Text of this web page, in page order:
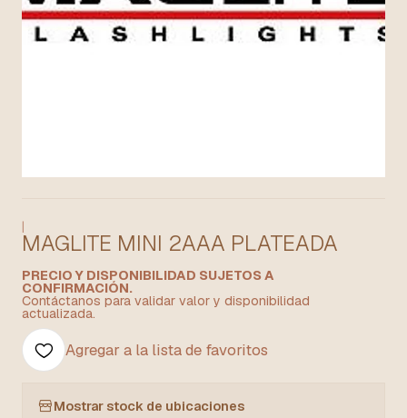
|
MAGLITE MINI 2AAA PLATEADA
PRECIO Y DISPONIBILIDAD SUJETOS A
CONFIRMACIÓN.
Contáctanos para validar valor y disponibilidad
actualizada.
Agregar a la lista de favoritos
Mostrar stock de ubicaciones